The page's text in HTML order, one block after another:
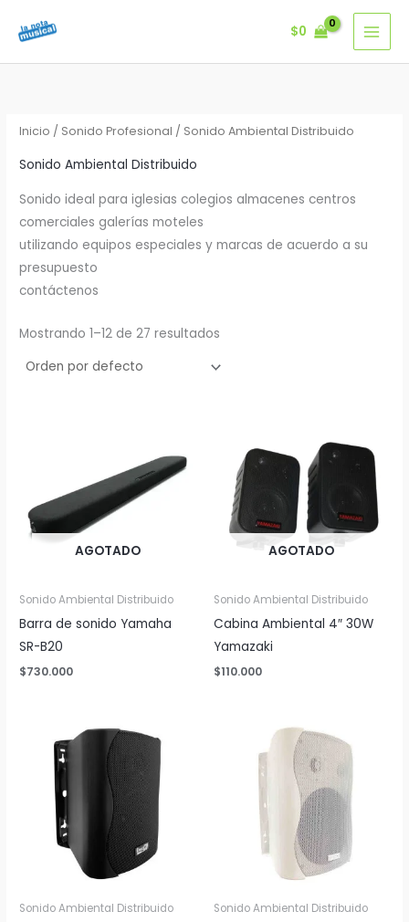
$0
Inicio / Sonido Profesional / Sonido Ambiental Distribuido
Sonido Ambiental Distribuido
Sonido ideal para iglesias colegios almacenes centros
comerciales galerías moteles
utilizando equipos especiales y marcas de acuerdo a su
presupuesto
contáctenos
Mostrando 1–12 de 27 resultados
AGOTADO
Sonido Ambiental Distribuido
Barra de sonido Yamaha
SR-B20
$730.000
AGOTADO
Sonido Ambiental Distribuido
Cabina Ambiental 4″ 30W
Yamazaki
$110.000
Sonido Ambiental Distribuido Sonido Ambiental Distribuido